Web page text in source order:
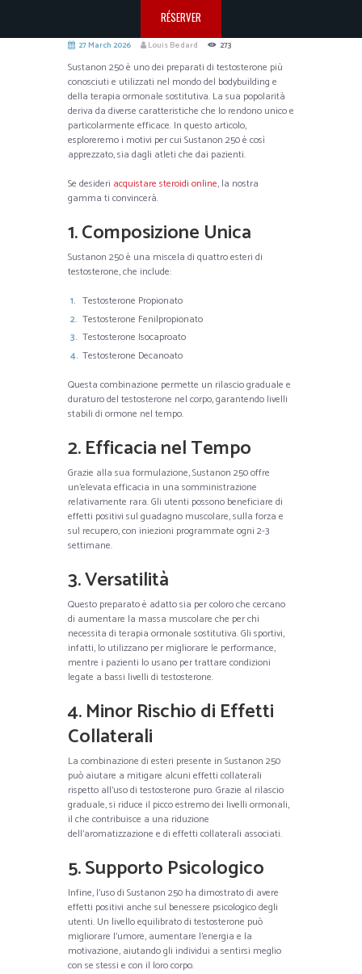
RÉSERVER
27 March 2026 Louis Bedard 273
Sustanon 250 è uno dei preparati di testosterone più
conosciuti e utilizzati nel mondo del bodybuilding e
della terapia ormonale sostitutiva. La sua popolarità
deriva da diverse caratteristiche che lo rendono unico e
particolarmente efficace. In questo articolo,
esploreremo i motivi per cui Sustanon 250 è così
apprezzato, sia dagli atleti che dai pazienti.
Se desideri acquistare steroidi online, la nostra
gamma ti convincerà.
1. Composizione Unica
Sustanon 250 è una miscela di quattro esteri di
testosterone, che include:
Testosterone Propionato
Testosterone Fenilpropionato
Testosterone Isocaproato
Testosterone Decanoato
Questa combinazione permette un rilascio graduale e
duraturo del testosterone nel corpo, garantendo livelli
stabili di ormone nel tempo.
2. Efficacia nel Tempo
Grazie alla sua formulazione, Sustanon 250 offre
un’elevata efficacia in una somministrazione
relativamente rara. Gli utenti possono beneficiare di
effetti positivi sul guadagno muscolare, sulla forza e
sul recupero, con iniezioni programmate ogni 2-3
settimane.
3. Versatilità
Questo preparato è adatto sia per coloro che cercano
di aumentare la massa muscolare che per chi
necessita di terapia ormonale sostitutiva. Gli sportivi,
infatti, lo utilizzano per migliorare le performance,
mentre i pazienti lo usano per trattare condizioni
legate a bassi livelli di testosterone.
4. Minor Rischio di Effetti
Collaterali
La combinazione di esteri presente in Sustanon 250
può aiutare a mitigare alcuni effetti collaterali
rispetto all’uso di testosterone puro. Grazie al rilascio
graduale, si riduce il picco estremo dei livelli ormonali,
il che contribuisce a una riduzione
dell’aromatizzazione e di effetti collaterali associati.
5. Supporto Psicologico
Infine, l’uso di Sustanon 250 ha dimostrato di avere
effetti positivi anche sul benessere psicologico degli
utenti. Un livello equilibrato di testosterone può
migliorare l’umore, aumentare l’energia e la
motivazione, aiutando gli individui a sentirsi meglio
con se stessi e con il loro corpo.